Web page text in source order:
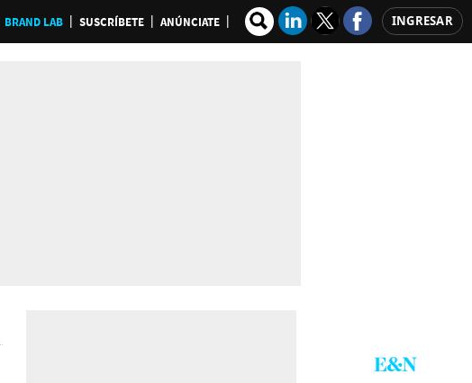
BRAND LAB SUSCRÍBETE ANÚNCIATE INGRESAR